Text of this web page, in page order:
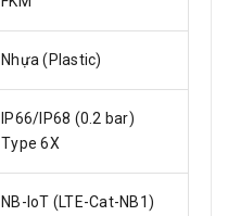
Nhựa (Plastic)
IP66/IP68 (0.2 bar)
Type 6X
NB-IoT (LTE-Cat-NB1)